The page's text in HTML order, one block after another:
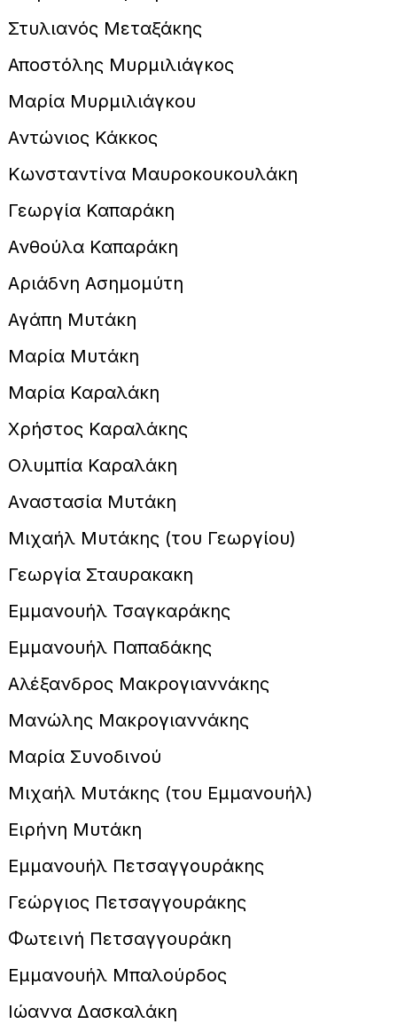
Στυλιανός Μεταξάκης
Αποστόλης Μυρμιλιάγκος
Μαρία Μυρμιλιάγκου
Αντώνιος Κάκκος
Κωνσταντίνα Μαυροκουκουλάκη
Γεωργία Καπαράκη
Ανθούλα Καπαράκη
Αριάδνη Ασημομύτη
Αγάπη Μυτάκη
Μαρία Μυτάκη
Μαρία Καραλάκη
Χρήστος Καραλάκης
Ολυμπία Καραλάκη
Αναστασία Μυτάκη
Μιχαήλ Μυτάκης (του Γεωργίου)
Γεωργία Σταυρακακη
Εμμανουήλ Τσαγκαράκης
Εμμανουήλ Παπαδάκης
Αλέξανδρος Μακρογιαννάκης
Μανώλης Μακρογιαννάκης
Μαρία Συνοδινού
Μιχαήλ Μυτάκης (του Εμμανουήλ)
Ειρήνη Μυτάκη
Εμμανουήλ Πετσαγγουράκης
Γεώργιος Πετσαγγουράκης
Φωτεινή Πετσαγγουράκη
Εμμανουήλ Μπαλούρδος
Ιώαννα Δασκαλάκη